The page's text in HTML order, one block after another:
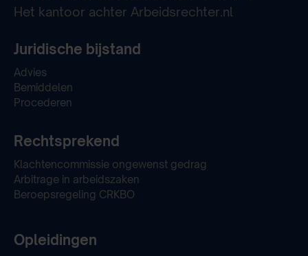
Het kantoor achter Arbeidsrechter.nl
Juridische bijstand
Advies
Bemiddelen
Procederen
Rechtsprekend
Klachtencommissie ongewenst gedrag
Arbitrage in arbeidszaken
Beroepsregeling CRKBO
Opleidingen